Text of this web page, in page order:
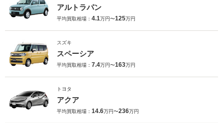
アルトラパン
平均買取相場： 4.1万円〜125万円
スズキ
スペーシア
平均買取相場： 7.4万円〜163万円
トヨタ
アクア
平均買取相場： 14.6万円〜236万円